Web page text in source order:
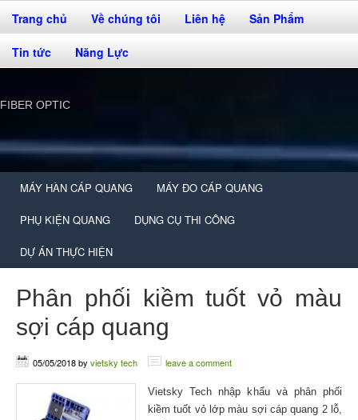
Trang chủ Về chúng tôi Liên hệ Sản Phẩm
Tin tức Năng Lực
FIBER OPTIC
MÁY HÀN CÁP QUANG MÁY ĐO CÁP QUANG
PHỤ KIỆN QUANG DỤNG CỤ THI CÔNG
DỰ ÁN THỰC HIỆN
Phân phối kiềm tuốt vỏ màu
sợi cáp quang
05/05/2018by vietsky tech leave a comment
Vietsky Tech nhập khẩu và phân phối
kiềm tuốt vỏ lớp màu sợi cáp quang 2 lỗ,